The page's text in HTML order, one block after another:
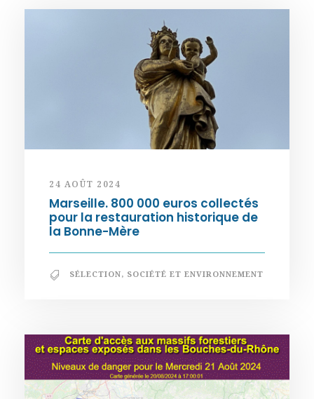
24 AOÛT 2024
Marseille. 800 000 euros collectés
pour la restauration historique de
la Bonne-Mère
SÉLECTION, SOCIÉTÉ ET ENVIRONNEMENT